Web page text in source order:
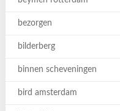
bezorgen
bilderberg
binnen scheveningen
bird amsterdam